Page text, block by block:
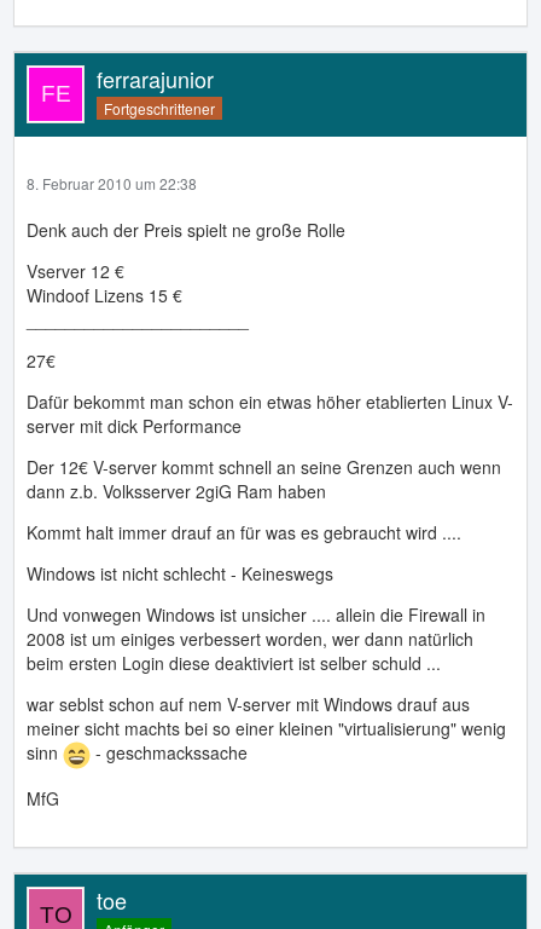
ferrarajunior
Fortgeschrittener
8. Februar 2010 um 22:38
Denk auch der Preis spielt ne große Rolle
Vserver 12 €
Windoof Lizens 15 €
27€
Dafür bekommt man schon ein etwas höher etablierten Linux V-
server mit dick Performance
Der 12€ V-server kommt schnell an seine Grenzen auch wenn
dann z.b. Volksserver 2giG Ram haben
Kommt halt immer drauf an für was es gebraucht wird ....
Windows ist nicht schlecht - Keineswegs
Und vonwegen Windows ist unsicher .... allein die Firewall in
2008 ist um einiges verbessert worden, wer dann natürlich
beim ersten Login diese deaktiviert ist selber schuld ...
war seblst schon auf nem V-server mit Windows drauf aus
meiner sicht machts bei so einer kleinen "virtualisierung" wenig
sinn
- geschmackssache
MfG
toe